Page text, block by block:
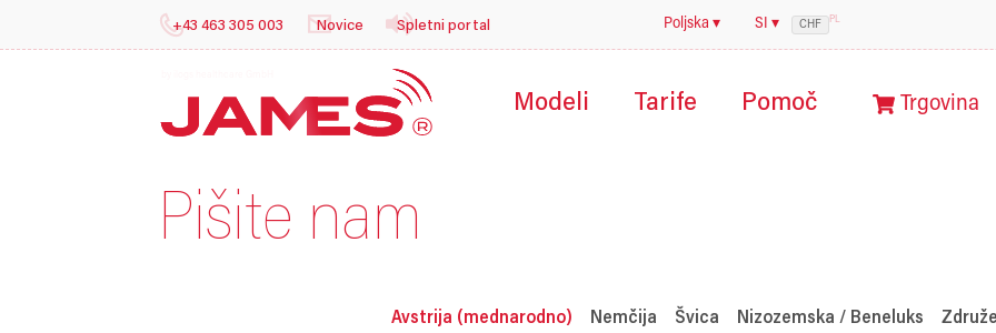
+43 463 305 003 Novice Spletni portal Poljska ▾ SI ▾ CHF PL
Modeli Tarife Pomoč Trgovina
Pišite nam
Avstrija (mednarodno) Nemčija Švica Nizozemska / Beneluks